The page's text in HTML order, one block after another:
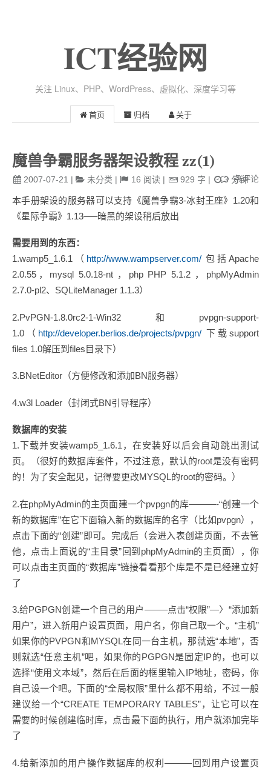
ICT经验网
关注 Linux、PHP、WordPress、虚拟化、深度学习等
首页 归档 关于
魔兽争霸服务器架设教程 zz(1)
2007-07-21 | 未分类 | 16 阅读| 929 字 | 3分钟
条评论
本手册架设的服务器可以支持《魔兽争霸3-冰封王座》1.20和
《星际争霸》1.13—–暗黑的架设稍后放出
需要用到的东西：
1.wamp5_1.6.1（ http://www.wampserver.com/包括Apache
2.0.55，mysql 5.0.18-nt ，php PHP 5.1.2 ，phpMyAdmin
2.7.0-pl2、SQLiteManager 1.1.3）
2.PvPGN-1.8.0rc2-1-Win32和pvpgn-support-
1.0（ http://developer.berlios.de/projects/pvpgn/ 下载support
files 1.0解压到files目录下）
3.BNetEditor（方便修改和添加BN服务器）
4.w3l Loader（封闭式BN引导程序）
数据库的安装
1.下载并安装wamp5_1.6.1，在安装好以后会自动跳出测试
页。（很好的数据库套件，不过注意，默认的root是没有密码
的！为了安全起见，记得要更改MYSQL的root的密码。）
2.在phpMyAdmin的主页面建一个pvpgn的库———-“创建一个
新的数据库”在它下面输入新的数据库的名字（比如pvpgn），
点击下面的“创建”即可。完成后（会进入表创建页面，不去管
他，点击上面说的“主目录”回到phpMyAdmin的主页面），你
可以点击主页面的“数据库”链接看看那个库是不是已经建立好
了
3.给PGPGN创建一个自己的用户——–点击“权限”—〉“添加新
用户”，进入新用户设置页面，用户名，你自己取一个。“主机”
如果你的PVPGN和MYSQL在同一台主机，那就选“本地”，否
则就选“任意主机”吧，如果你的PGPGN是固定IP的，也可以
选择“使用文本域”，然后在后面的框里输入IP地址，密码，你
自己设一个吧。下面的“全局权限”里什么都不用给，不过一般
建议给一个“CREATE TEMPORARY TABLES”，让它可以在
需要的时候创建临时库，点击最下面的执行，用户就添加完毕
了
4.给新添加的用户操作数据库的权利———回到用户设置页